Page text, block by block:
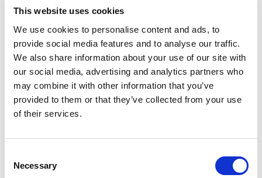
This website uses cookies
We use cookies to personalise content and ads, to
provide social media features and to analyse our traffic.
We also share information about your use of our site with
our social media, advertising and analytics partners who
may combine it with other information that you’ve
provided to them or that they’ve collected from your use
of their services.
Selection
Necessary
invoeren en allerlei andere to do’s? Of ben je al
vakantie aan het vieren? Met deze boekentips
voor leraren kom je de vakantie geïnspireerd
door.